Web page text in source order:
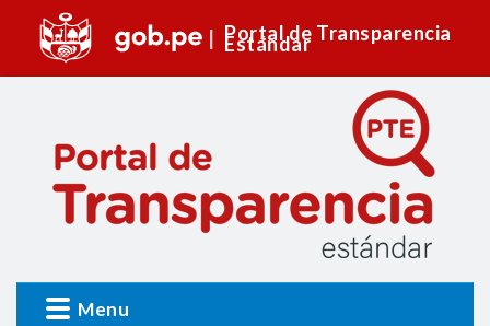
Portal de Transparencia
Estándar
Menu